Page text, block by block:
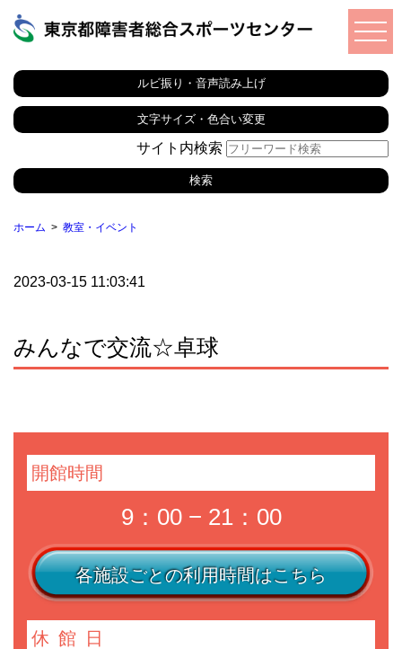
ルビ振り・音声読み上げ
文字サイズ・色合い変更
サイト内検索
ホーム 教室・イベント
2023-03-15 11:03:41
みんなで交流☆卓球
開館時間
9：00 − 21：00
各施設ごとの利用時間はこちら
休館日